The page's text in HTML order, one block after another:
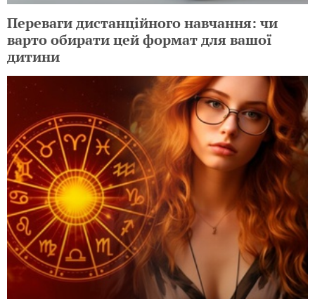
Переваги дистанційного навчання: чи
варто обирати цей формат для вашої
дитини